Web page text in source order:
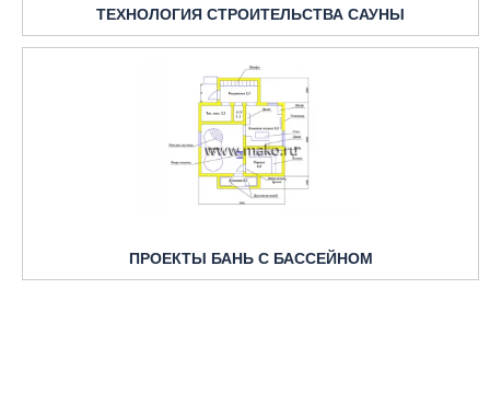
ТЕХНОЛОГИЯ СТРОИТЕЛЬСТВА САУНЫ
ПРОЕКТЫ БАНЬ С БАССЕЙНОМ